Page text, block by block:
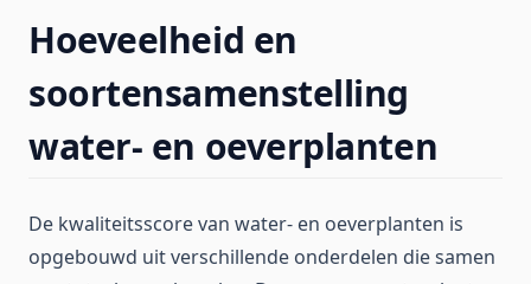
Hoeveelheid en
soortensamenstelling
water- en oeverplanten
De kwaliteitsscore van water- en oeverplanten is
opgebouwd uit verschillende onderdelen die samen